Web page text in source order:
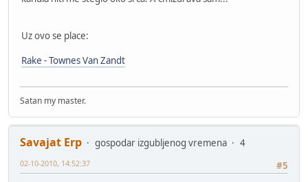
Uz ovo se place:
Rake - Townes Van Zandt
Satan my master.
Savajat Erp gospodar izgubljenog vremena
4
#5
02-10-2010, 14:52:37